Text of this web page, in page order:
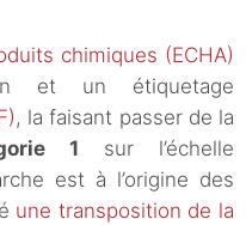
chimiques (ECHA)
et un étiquetage
, la faisant passer de la
1 sur l’échelle
est à l’origine des
une transposition de la